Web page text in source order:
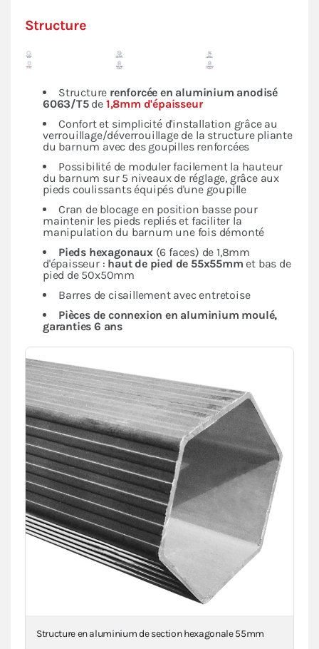
Structure
Structure renforcée en aluminium anodisé
6063/T5 de 1,8mm d'épaisseur
Confort et simplicité d'installation grâce au
verrouillage/déverrouillage de la structure pliante
du barnum avec des goupilles renforcées
Possibilité de moduler facilement la hauteur
du barnum sur 5 niveaux de réglage, grâce aux
pieds coulissants équipés d'une goupille
Cran de blocage en position basse pour
maintenir les pieds repliés et faciliter la
manipulation du barnum une fois démonté
Pieds hexagonaux (6 faces) de 1,8mm
d'épaisseur : haut de pied de 55x55mm et bas de
pied de 50x50mm
Barres de cisaillement avec entretoise
Pièces de connexion en aluminium moulé,
garanties 6 ans
Structure en aluminium de section hexagonale 55mm